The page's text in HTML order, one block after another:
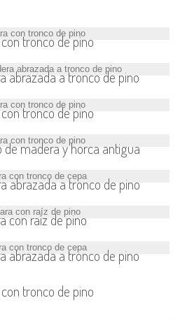
tronco de pino
abrazada a tronco de pino
tronco de pino
madera y horca antigua
abrazada a tronco de pino
con raíz de pino
abrazada a tronco de pino
tronco de pino